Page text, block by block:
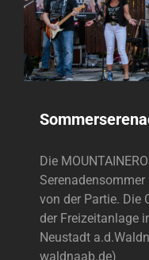
Die
von der Partie. Die
der Freizeitanlage
Neustadt
waldnaab.de)